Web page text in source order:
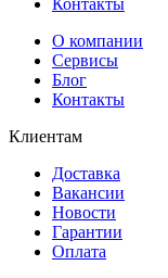
Контакты
О компании
Сервисы
Блог
Контакты
Клиентам
Доставка
Вакансии
Новости
Гарантии
Оплата